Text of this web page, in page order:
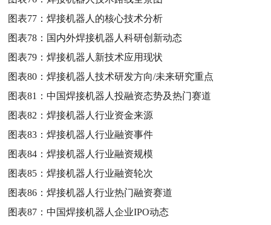
图表77：焊接机器人的核心技术分析
图表78： 国内外焊接机器人科研创新动态
图表79：焊接机器人新技术应用现状
图表80：焊接机器人技术研发方向/未来研究重点
图表81：中国焊接机器人投融资态势及热门赛道
图表82：焊接机器人行业资金来源
图表83：焊接机器人行业融资事件
图表84：焊接机器人行业融资规模
图表85：焊接机器人行业融资轮次
图表86：焊接机器人行业热门融资赛道
图表87：中国焊接机器人企业IPO动态